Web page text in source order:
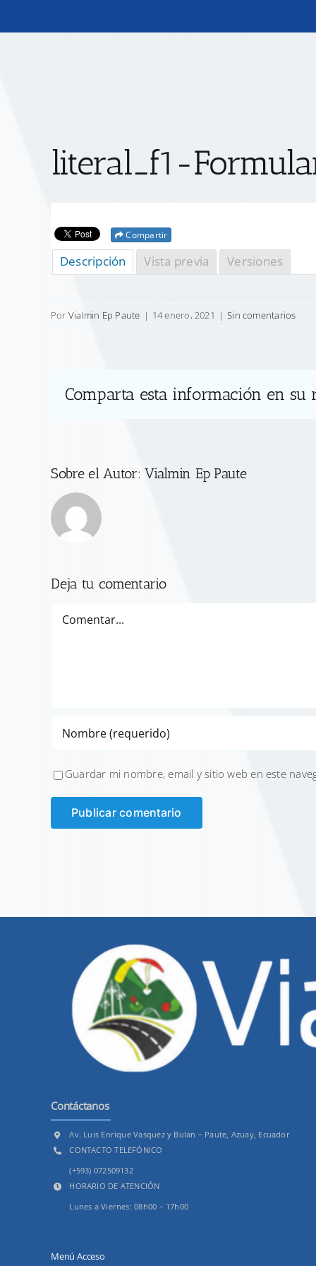
literal_f1-
Compartir
Descripción Vista previa Versiones
Por Vialmin Ep Paute | 14 enero, 2021 | Sin comentarios
Comparta esta información en su
Sobre el Autor:Vialmin Ep Paute
Deja tu comentario
Guardar mi nombre, email y sitio web en este
Contáctanos
Av. Luis Enrique Vasquez y Bulan – Paute, Azuay, Ecuador
CONTACTO TELEFÓNICO
(+593) 072509132
HORARIO DE ATENCIÓN
Lunes a Viernes: 08h00 – 17h00
Menú Acceso